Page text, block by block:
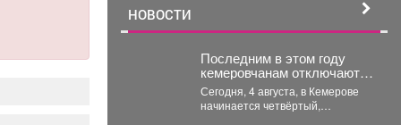
НОВОСТИ
Последним в этом году
кемеровчанам отключают
горячую воду
Сегодня, 4 августа, в Кемерове
начинается четвёртый,